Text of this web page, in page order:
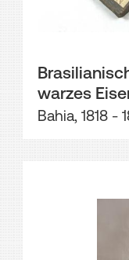
warzes
Bahia, 1818 -